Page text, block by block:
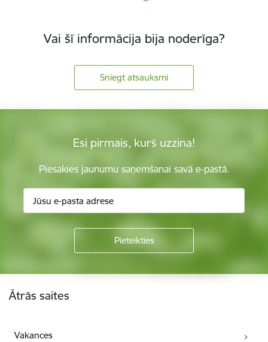
Vai šī informācija bija noderīga?
Sniegt atsauksmi
Esi pirmais, kurš uzzina!
Piesakies jaunumu saņemšanai savā e-pastā.
Ātrās saites
Vakances